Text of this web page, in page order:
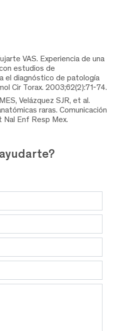
VAS. Experiencia de una
estudios de
el diagnóstico de patología
Cir Torax. 2003;62(2):71-74.
Velázquez SJR, et al.
raras. Comunicación
Enf Resp Mex.